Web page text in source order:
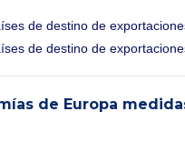
de destino de
de destino de
de Europa